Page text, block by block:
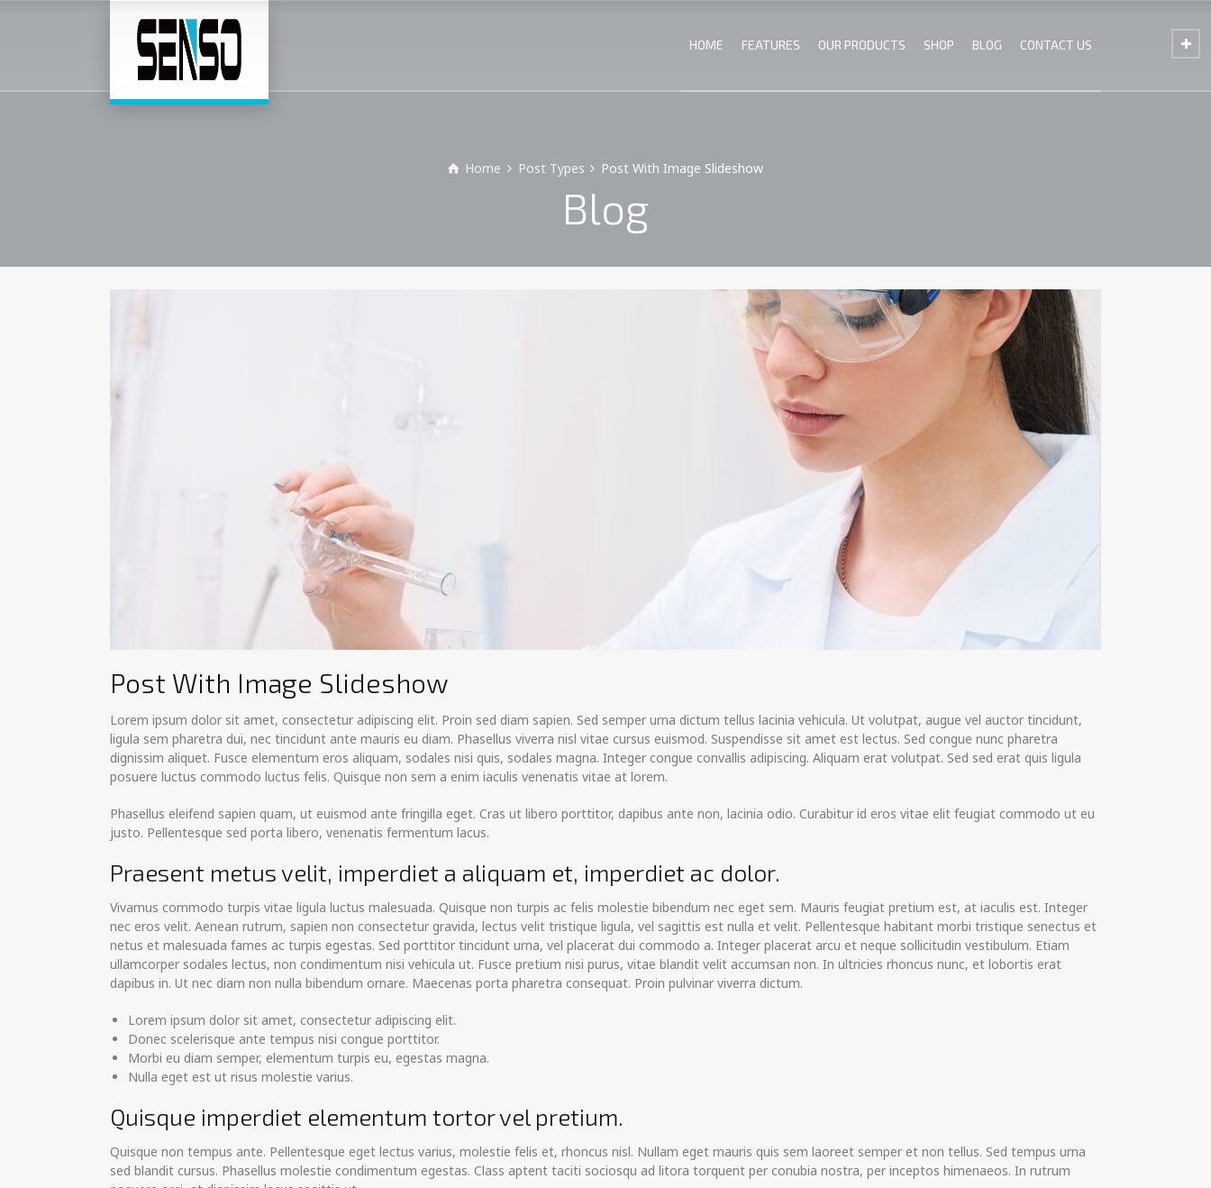
HOME FEATURES OUR PRODUCTS SHOP BLOG CONTACT US
Home Post Types Post With Image Slideshow
Blog
Post With Image Slideshow
Lorem ipsum dolor sit amet, consectetur adipiscing elit. Proin sed diam sapien. Sed semper urna dictum tellus lacinia vehicula. Ut volutpat, augue vel auctor tincidunt,
ligula sem pharetra dui, nec tincidunt ante mauris eu diam. Phasellus viverra nisl vitae cursus euismod. Suspendisse sit amet est lectus. Sed congue nunc pharetra
dignissim aliquet. Fusce elementum eros aliquam, sodales nisi quis, sodales magna. Integer congue convallis adipiscing. Aliquam erat volutpat. Sed sed erat quis ligula
posuere luctus commodo luctus felis. Quisque non sem a enim iaculis venenatis vitae at lorem.
Phasellus eleifend sapien quam, ut euismod ante fringilla eget. Cras ut libero porttitor, dapibus ante non, lacinia odio. Curabitur id eros vitae elit feugiat commodo ut eu
justo. Pellentesque sed porta libero, venenatis fermentum lacus.
Praesent metus velit, imperdiet a aliquam et, imperdiet ac dolor.
Vivamus commodo turpis vitae ligula luctus malesuada. Quisque non turpis ac felis molestie bibendum nec eget sem. Mauris feugiat pretium est, at iaculis est. Integer
nec eros velit. Aenean rutrum, sapien non consectetur gravida, lectus velit tristique ligula, vel sagittis est nulla et velit. Pellentesque habitant morbi tristique senectus et
netus et malesuada fames ac turpis egestas. Sed porttitor tincidunt urna, vel placerat dui commodo a. Integer placerat arcu et neque sollicitudin vestibulum. Etiam
ullamcorper sodales lectus, non condimentum nisi vehicula ut. Fusce pretium nisi purus, vitae blandit velit accumsan non. In ultricies rhoncus nunc, et lobortis erat
dapibus in. Ut nec diam non nulla bibendum ornare. Maecenas porta pharetra consequat. Proin pulvinar viverra dictum.
Lorem ipsum dolor sit amet, consectetur adipiscing elit.
Donec scelerisque ante tempus nisi congue porttitor.
Morbi eu diam semper, elementum turpis eu, egestas magna.
Nulla eget est ut risus molestie varius.
Quisque imperdiet elementum tortor vel pretium.
Quisque non tempus ante. Pellentesque eget lectus varius, molestie felis et, rhoncus nisl. Nullam eget mauris quis sem laoreet semper et non tellus. Sed tempus urna
sed blandit cursus. Phasellus molestie condimentum egestas. Class aptent taciti sociosqu ad litora torquent per conubia nostra, per inceptos himenaeos. In rutrum